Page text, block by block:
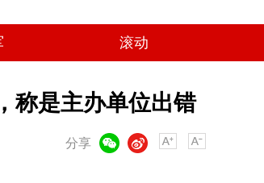
滚动
称是主办单位出错
分享
微博